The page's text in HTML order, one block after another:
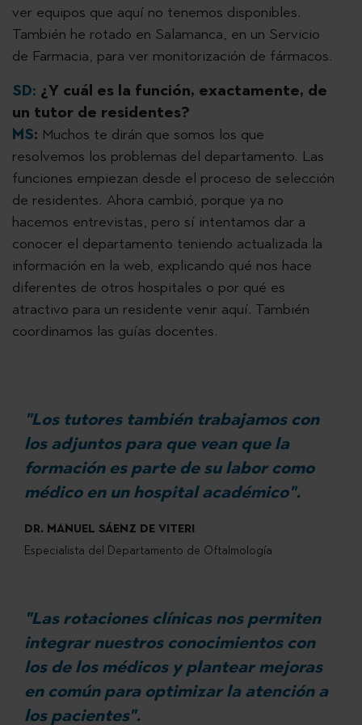
ver equipos que aquí no tenemos disponibles.
También he rotado en Salamanca, en un Servicio
de Farmacia, para ver monitorización de fármacos.
SD: ¿Y cuál es la función, exactamente, de
un tutor de residentes?
MS: Muchos te dirán que somos los que
resolvemos los problemas del departamento. Las
funciones empiezan desde el proceso de selección
de residentes. Ahora cambió, porque ya no
hacemos entrevistas, pero sí intentamos dar a
conocer el departamento teniendo actualizada la
información en la web, explicando qué nos hace
diferentes de otros hospitales o por qué es
atractivo para un residente venir aquí. También
coordinamos las guías docentes.
"Los tutores también trabajamos con
los adjuntos para que vean que la
formación es parte de su labor como
médico en un hospital académico".
DR. MANUEL SÁENZ DE VITERI
Especialista del Departamento de Oftalmología
"Las rotaciones clínicas nos permiten
integrar nuestros conocimientos con
los de los médicos y plantear mejoras
en común para optimizar la atención a
los pacientes".